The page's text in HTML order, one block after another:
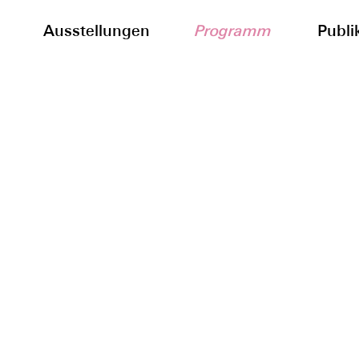
Ausstellungen Programm